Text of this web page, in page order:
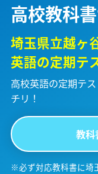
高校教科
埼玉県立越ヶ
英語の定期テ
高校英語の定期テ
チリ！
教科
※必ず対応教科書に埼